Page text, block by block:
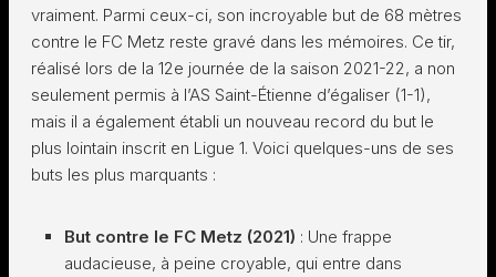
vraiment. Parmi ceux-ci, son incroyable but de 68 mètres
contre le FC Metz reste gravé dans les mémoires. Ce tir,
réalisé lors de la 12e journée de la saison 2021-22, a non
seulement permis à l’AS Saint-Étienne d’égaliser (1-1),
mais il a également établi un nouveau record du but le
plus lointain inscrit en Ligue 1. Voici quelques-uns de ses
buts les plus marquants :
But contre le FC Metz (2021) : Une frappe
audacieuse, à peine croyable, qui entre dans